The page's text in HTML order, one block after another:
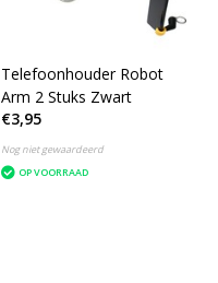
Telefoonhouder Robot
Arm 2 Stuks Zwart
€3,95
Nog niet gewaardeerd
OP VOORRAAD